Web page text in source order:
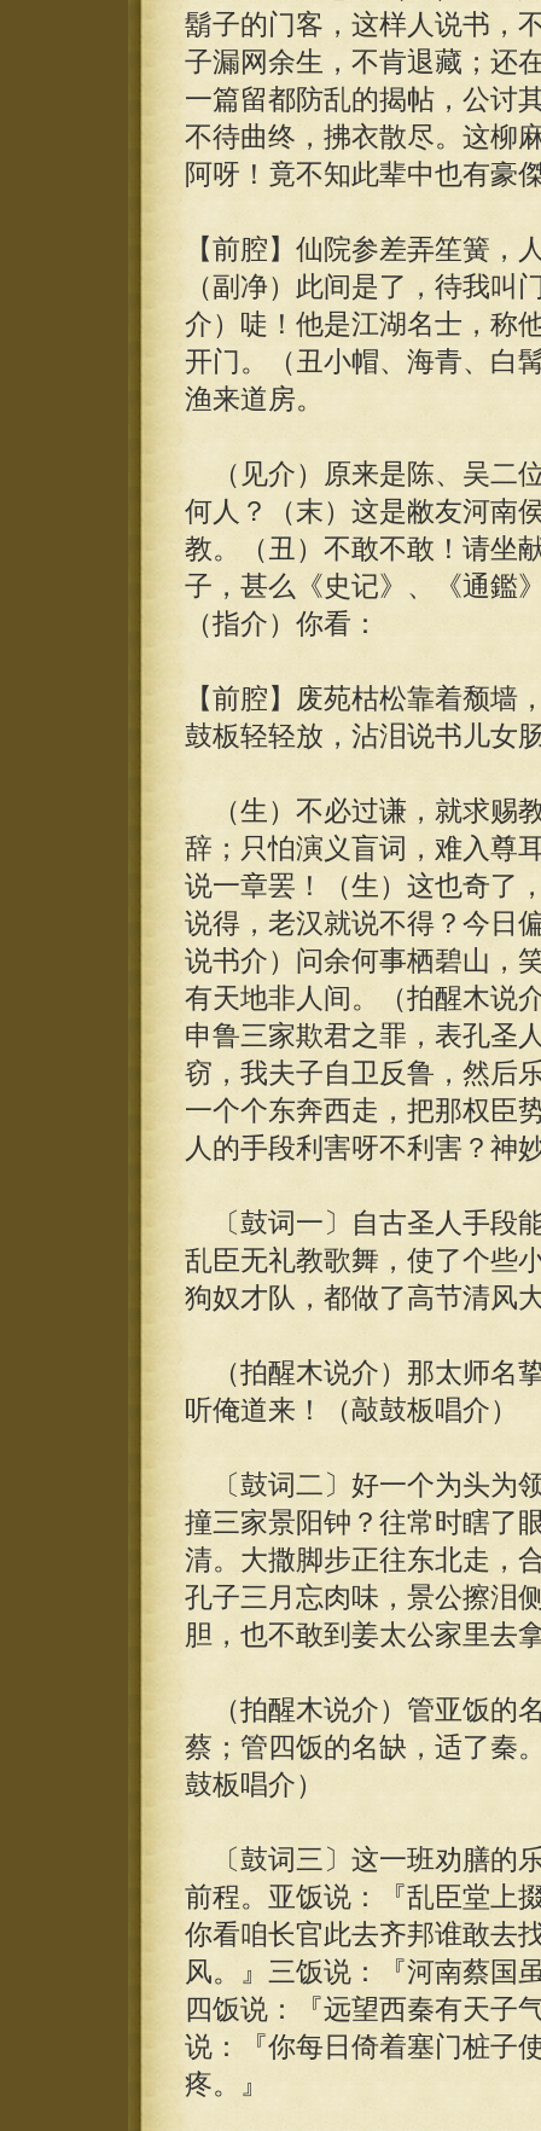
鬍子的门客，这样人说书，
子漏网余生，不肯退藏；还
一篇留都防乱的揭帖，公讨
不待曲终，拂衣散尽。这柳
阿呀！竟不知此辈中也有豪
【前腔】仙院参差弄笙簧，
（副净）此间是了，待我叫
介）唗！他是江湖名士，称
开门。（丑小帽、海青、白
渔来道房。
（见介）原来是陈、吴二
何人？（末）这是敝友河南
教。（丑）不敢不敢！请坐
子，甚么《史记》、《通鑑
（指介）你看：
【前腔】废苑枯松靠着颓墙
鼓板轻轻放，沾泪说书儿女
（生）不必过谦，就求赐
辞；只怕演义盲词，难入尊
说一章罢！（生）这也奇了
说得，老汉就说不得？今日
说书介）问余何事栖碧山，
有天地非人间。（拍醒木说
申鲁三家欺君之罪，表孔圣
窃，我夫子自卫反鲁，然后
一个个东奔西走，把那权臣
人的手段利害呀不利害？神
〔鼓词一〕自古圣人手段
乱臣无礼教歌舞，使了个些
狗奴才队，都做了高节清风
（拍醒木说介）那太师名
听俺道来！（敲鼓板唱介）
〔鼓词二〕好一个为头为
撞三家景阳钟？往常时瞎了
清。大撒脚步正往东北走，
孔子三月忘肉味，景公擦泪
胆，也不敢到姜太公家里去
（拍醒木说介）管亚饭的
蔡；管四饭的名缺，适了秦
鼓板唱介）
〔鼓词三〕这一班劝膳的
前程。亚饭说：『乱臣堂上
你看咱长官此去齐邦谁敢去
风。』三饭说：『河南蔡国
四饭说：『远望西秦有天子
说：『你每日倚着塞门桩子
疼。』